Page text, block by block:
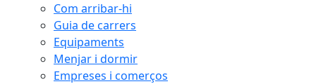
Com arribar-hi
Guia de carrers
Equipaments
Menjar i dormir
Empreses i comerços